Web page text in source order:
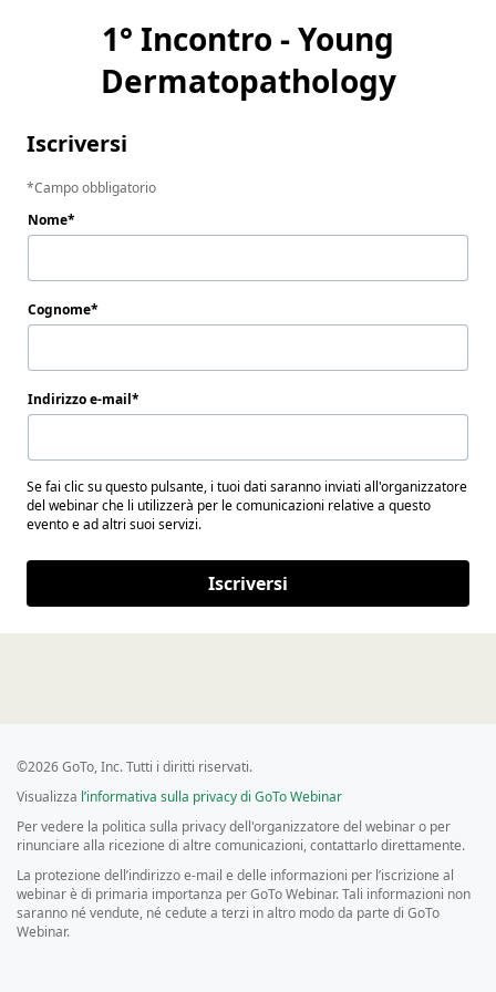
1° Incontro - Young
Dermatopathology
Iscriversi
Campo obbligatorio
Nome
Cognome
Indirizzo e-mail
Se fai clic su questo pulsante, i tuoi dati saranno inviati all'organizzatore
del webinar che li utilizzerà per le comunicazioni relative a questo
evento e ad altri suoi servizi.
Iscriversi
©2026 GoTo, Inc. Tutti i diritti riservati.
Visualizza l’informativa sulla privacy di GoTo Webinar
Per vedere la politica sulla privacy dell'organizzatore del webinar o per
rinunciare alla ricezione di altre comunicazioni, contattarlo direttamente.
La protezione dell’indirizzo e-mail e delle informazioni per l’iscrizione al
webinar è di primaria importanza per GoTo Webinar. Tali informazioni non
saranno né vendute, né cedute a terzi in altro modo da parte di GoTo
Webinar.